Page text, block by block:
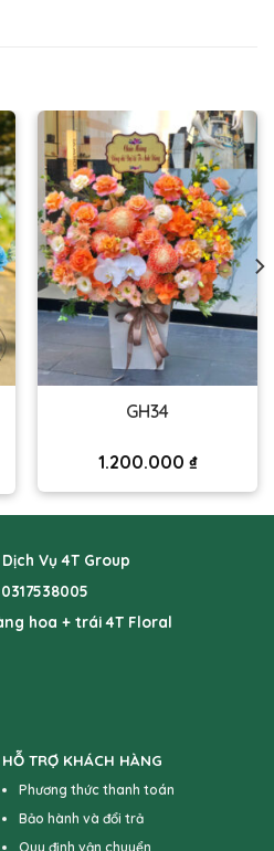
GH34
1.200.000 ₫
Dịch Vụ 4T Group
hoa + trái 4T Floral
HỖ TRỢ KHÁCH HÀNG
Phương thức thanh toán
Bảo hành và đổi trả
Quy định vận chuyển